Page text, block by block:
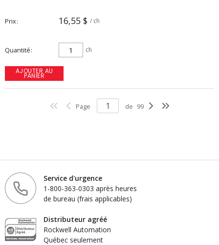
Prix 16,55 $ / ch
Quantité ch
AJOUTER AU
PANIER
Page de 99
Service d'urgence
1-800-363-0303 après heures
de bureau (frais applicables)
Distributeur agréé
Rockwell Automation
Québec seulement